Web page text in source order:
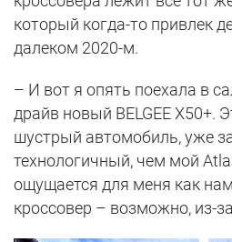
который когда-то привлек
далеком 2020-м.
– И вот я опять поехала в
драйв новый BELGEE X50+.
шустрый автомобиль, уже
технологичный, чем мой
ощущается для меня как
кроссовер – возможно, из-